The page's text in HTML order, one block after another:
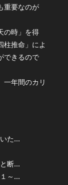
重要なのが
の時」を得
柱推命」によ
できるので
一年間のカリ
た...
断...
～...